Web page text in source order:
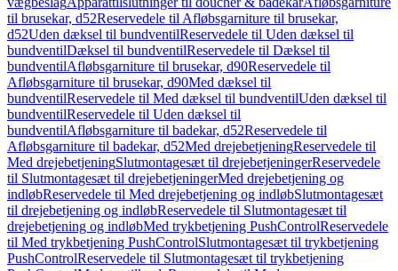
til brusekar, d52Reservedele til Afløbsgarniture til brusekar,
d52Uden dæksel til bundventilReservedele til Uden dæksel til
bundventilDæksel til bundventilReservedele til Dæksel til
bundventilAfløbsgarniture til brusekar, d90Reservedele til
Afløbsgarniture til brusekar, d90Med dæksel til
bundventilReservedele til Med dæksel til bundventilUden dæksel til
bundventilReservedele til Uden dæksel til
bundventilAfløbsgarniture til badekar, d52Reservedele til
Afløbsgarniture til badekar, d52Med drejebetjeningReservedele til
Med drejebetjeningSlutmontagesæt til drejebetjeningerReservedele
til Slutmontagesæt til drejebetjeningerMed drejebetjening og
indløbReservedele til Med drejebetjening og indløbSlutmontagesæt
til drejebetjening og indløbReservedele til Slutmontagesæt til
drejebetjening og indløbMed trykbetjening PushControlReservedele
til Med trykbetjening PushControlSlutmontagesæt til trykbetjening
PushControlReservedele til Slutmontagesæt til trykbetjening